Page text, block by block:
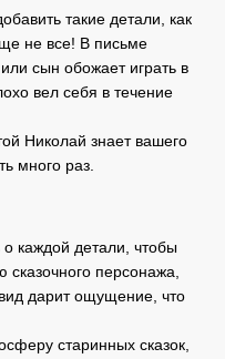
такие детали, как
не все! В письме
сын обожает играть в
вел себя в течение
Николай знает вашего
много раз.
каждой детали, чтобы
персонажа,
дарит ощущение, что
старинных сказок,